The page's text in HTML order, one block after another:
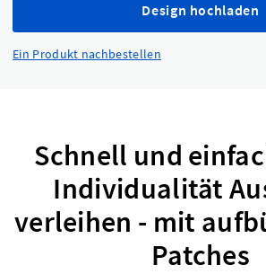
Design hochladen
Ein Produkt nachbestellen
Schnell und
Individualität
verleihen - mit
Patches